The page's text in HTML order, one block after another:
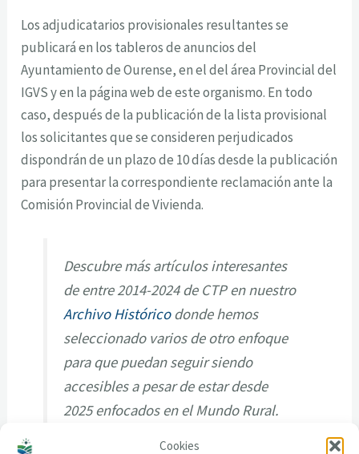
Cookies
Los adjudicatarios provisionales resultantes se
publicará en los tableros de anuncios del
Ayuntamiento de Ourense, en el del área Provincial del
IGVS y en la página web de este organismo. En todo
caso, después de la publicación de la lista provisional
los solicitantes que se consideren perjudicados
dispondrán de un plazo de 10 días desde la publicación
para presentar la correspondiente reclamación ante la
Comisión Provincial de Vivienda.
Descubre más artículos interesantes
de entre 2014-2024 de CTP en nuestro
Archivo Históricodonde hemos
seleccionado varios de otro enfoque
para que puedan seguir siendo
accesibles a pesar de estar desde
2025 enfocados en el Mundo Rural.